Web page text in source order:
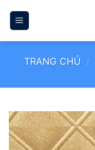
qua
TRANG CHỦ /